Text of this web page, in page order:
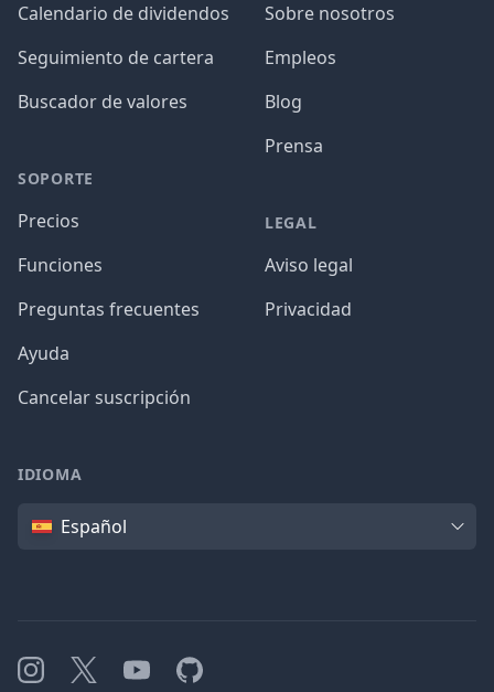
Calendario de dividendos
Seguimiento de cartera
Buscador de valores
SOPORTE
Precios
Funciones
Preguntas frecuentes
Ayuda
Cancelar suscripción
Sobre nosotros
Empleos
Blog
Prensa
LEGAL
Aviso legal
Privacidad
IDIOMA
IdiomaEspañol
Instagram
X YouTubeGitHub